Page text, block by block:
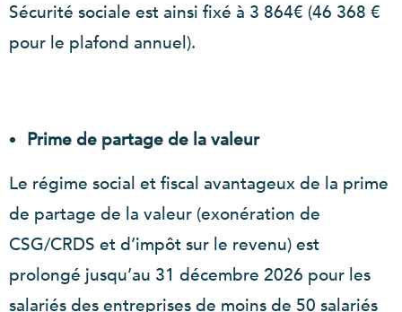
Sécurité sociale est ainsi fixé à 3 864€ (46 368 €
pour le plafond annuel).
Prime de partage de la valeur
Le régime social et fiscal avantageux de la prime
de partage de la valeur (exonération de
CSG/CRDS et d’impôt sur le revenu) est
prolongé jusqu’au 31 décembre 2026 pour les
salariés des entreprises de moins de 50 salariés